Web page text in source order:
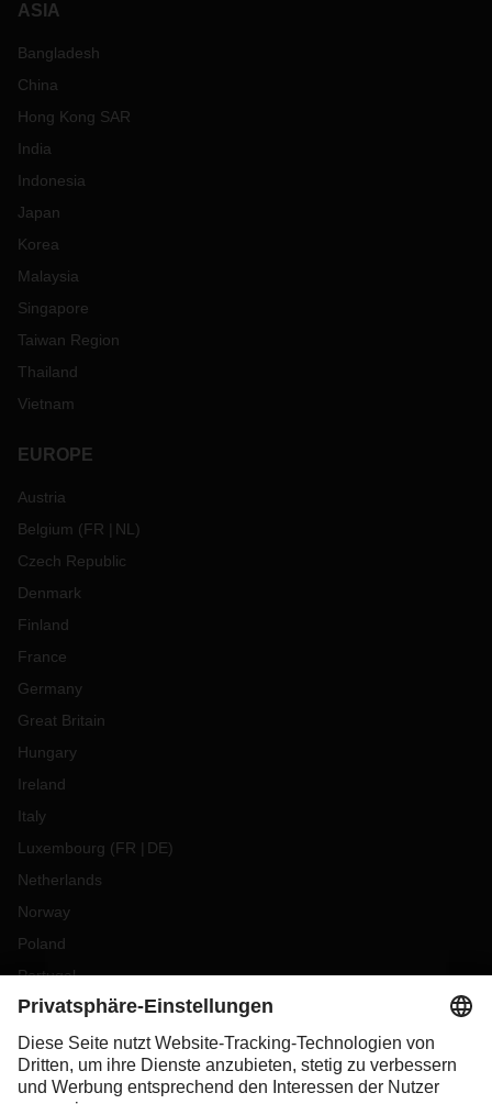
ASIA
Bangladesh
China
Hong Kong SAR
India
Indonesia
Japan
Korea
Malaysia
Singapore
Taiwan Region
Thailand
Vietnam
EUROPE
Austria
Belgium (FR NL )
Czech Republic
Denmark
Finland
France
Germany
Great Britain
Hungary
Ireland
Italy
Luxembourg (FR DE)
Netherlands
Norway
Poland
Portugal
Romania
Slovakia
Spain